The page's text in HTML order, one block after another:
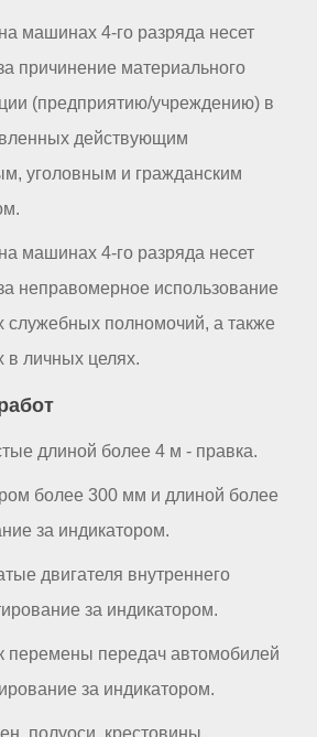
машинах 4-го разряда несет
причинение материального
(предприятию/учреждению) в
действующим
уголовным и гражданским
машинах 4-го разряда несет
неправомерное использование
служебных полномочий, а также
в личных целях.
длиной более 4 м - правка.
более 300 мм и длиной более
за индикатором.
двигателя внутреннего
за индикатором.
перемены передач автомобилей
за индикатором.